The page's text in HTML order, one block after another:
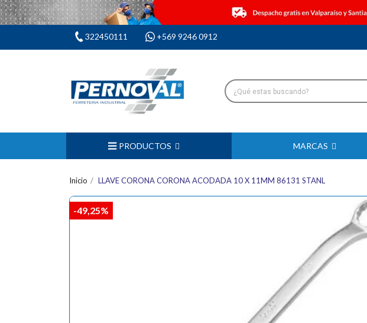
322450111 +569 9246 0912
PRODUCTOS MARCAS
Inicio LLAVE CORONA CORONA ACODADA 10 X 11MM 86131 STANL
-49,25%